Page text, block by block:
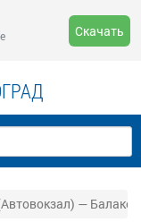
Скачать
—